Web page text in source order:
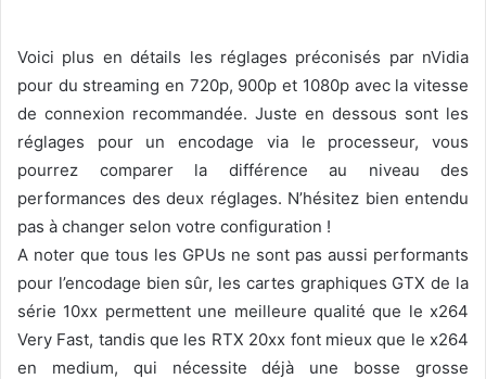
Voici plus en détails les réglages préconisés par nVidia
pour du streaming en 720p, 900p et 1080p avec la vitesse
de connexion recommandée. Juste en dessous sont les
réglages pour un encodage via le processeur, vous
pourrez comparer la différence au niveau des
performances des deux réglages. N’hésitez bien entendu
pas à changer selon votre configuration !
A noter que tous les GPUs ne sont pas aussi performants
pour l’encodage bien sûr, les cartes graphiques GTX de la
série 10xx permettent une meilleure qualité que le x264
Very Fast, tandis que les RTX 20xx font mieux que le x264
en medium, qui nécessite déjà une bosse grosse